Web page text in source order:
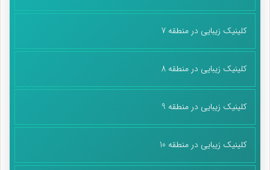
کلینیک زیبایی در منطقه 7
کلینیک زیبایی در منطقه 8
کلینیک زیبایی در منطقه 9
کلینیک زیبایی در منطقه 10